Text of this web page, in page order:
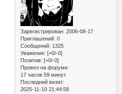
Зарегистрирован: 2006-08-17
Приглашений: 0
Сообщений: 1325
Уважение: [+0/-0]
Позитив: [+0/-0]
Провел на форуме:
17 часов 59 минут
Последний визит:
2025-11-10 21:44:58